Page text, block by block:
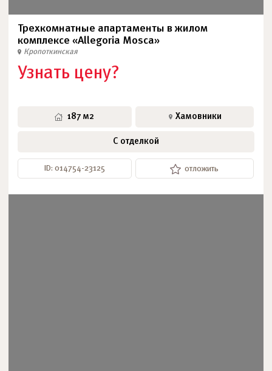
Трехкомнатные апартаменты в жилом
комплексе «Allegoria Mosca»
Кропоткинская
Узнать цену?
187 м2 Хамовники
С отделкой
ID: 014754-23125 отложить